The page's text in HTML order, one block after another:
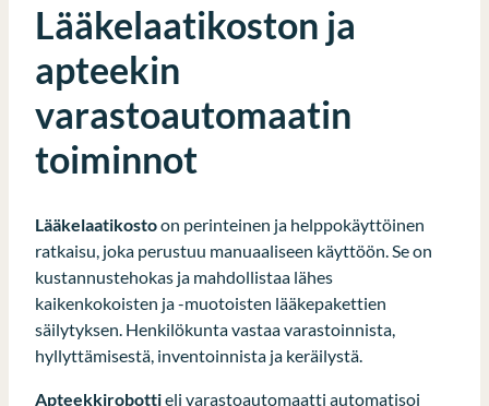
Lääkelaatikoston ja
apteekin
varastoautomaatin
toiminnot
Lääkelaatikostoon perinteinen ja helppokäyttöinen
ratkaisu, joka perustuu manuaaliseen käyttöön. Se on
kustannustehokas ja mahdollistaa lähes
kaikenkokoisten ja -muotoisten lääkepakettien
säilytyksen. Henkilökunta vastaa varastoinnista,
hyllyttämisestä, inventoinnista ja keräilystä.
Apteekkirobottieli varastoautomaatti automatisoi